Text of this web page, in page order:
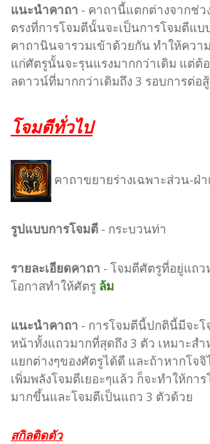
แนะนำคาถา - คาถานี้แตกต่างจากช่ว
ตรงที่การโจมตีนั้นจะเป็นการโจมตีแ
คาถานินจารวมเข้าด้วยกัน ทำให้ควา
แก่ศัตรูนั้นจะรุนแรงมากกว่าเดิม แต่ต้
ลดาวน์ที่มากกว่าเดิมถึง 3 รอบการต่อสู้
โจมตีทั่วไป
คาถาขยายร่างเฉพาะส่วน-ฝ่า
รูปแบบการโจมตี - กระบวนท่า
รายละเอียดคาถา - โจมตีศัตรูที่อยู่แถ
โอกาสทำให้ศัตรู ล้ม
แนะนำคาถา - การโจมตีนี้ปกตินี้มีจะ
หน้าทั้งแถวมากที่สุดถึง 3 ตัว เหมาะสำ
แยกต่างๆของศัตรูได้ดี และถ้าหากโจ
เพิ่มพลังโจมตีเยอะๆแล้ว ก็จะทำให้กา
มากขึ้นและโจมตีเป็นแถว 3 ตัวด้วย
สกิลติดตัว